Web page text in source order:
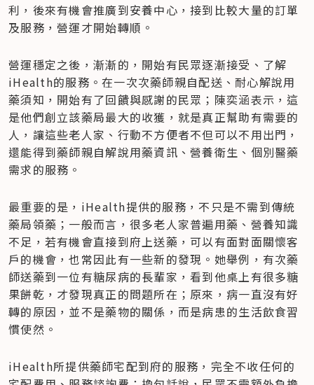
利，後來有機會推廣到安養中心，接到比較大量的訂單
及服務，營運才開始轉順。
營運穩定之後，漸漸的，開始有民眾逐漸接受、了解
iHealth的服務。在一次次藥師親自配送、耐心解說用
藥須知，開始有了回饋與感謝的民眾；陳奕涵表示，這
是他們創立該藥局最大的收獲，就是真正幫助有需要的
人，讓這些老人家、行動不方便者不但可以不用出門，
還能得到藥師親自解說用藥資訊、營養衛生、個別醫藥
需求的服務。
最重要的是，iHealth提供的服務，不只是不需到傳統
藥局領藥；一般而言，很多老人家普遍用藥、營養知識
不足，若有機會直接到府上送藥，可以有面對面關懷客
戶的機會，也常因此有一些新的發現。她舉例，有次藥
師送藥到一位有糖尿病的長輩家，看到他桌上有很多糖
果餅乾，才發現真正的問題所在；原來，病一直沒有好
轉的原因，並不是藥物的關係，而是病患的生活飲食習
慣使然。
iHealth所提供藥師宅配到府的服務，完全不收任何的